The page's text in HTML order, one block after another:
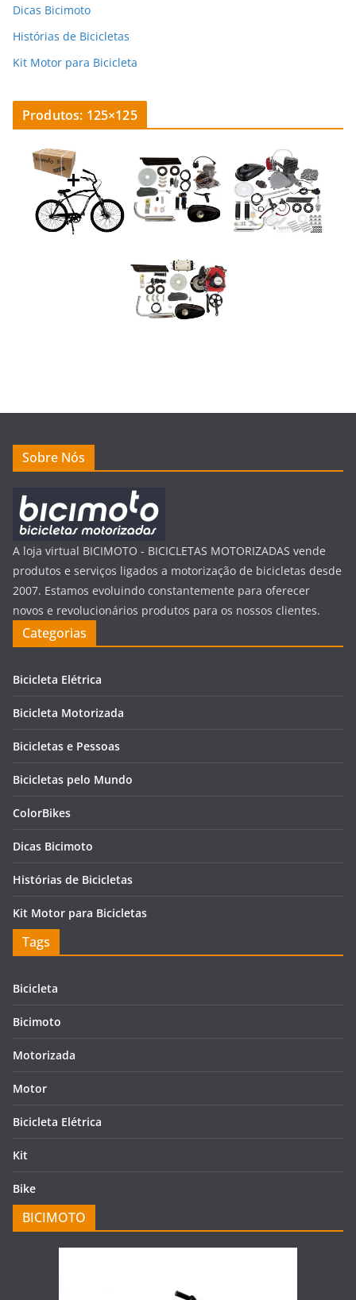
Dicas Bicimoto
Histórias de Bicicletas
Kit Motor para Bicicleta
Produtos: 125×125
Sobre Nós
A loja virtual BICIMOTO - BICICLETAS MOTORIZADAS vende
produtos e serviços ligados a motorização de bicicletas desde
2007. Estamos evoluindo constantemente para oferecer
novos e revolucionários produtos para os nossos clientes.
Categorias
Bicicleta Elétrica
Bicicleta Motorizada
Bicicletas e Pessoas
Bicicletas pelo Mundo
ColorBikes
Dicas Bicimoto
Histórias de Bicicletas
Kit Motor para Bicicletas
Tags
Bicicleta
Bicimoto
Motorizada
Motor
Bicicleta Elétrica
Kit
Bike
BICIMOTO